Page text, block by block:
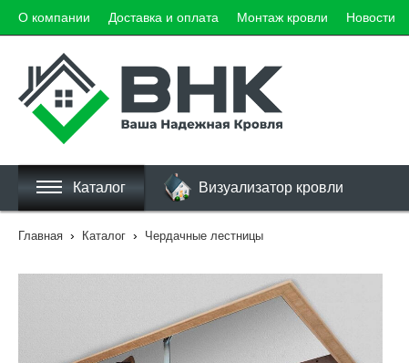
О компании Доставка и оплата Монтаж кровли Новости
Каталог Визуализатор кровли
Главная › Каталог › Чердачные лестницы